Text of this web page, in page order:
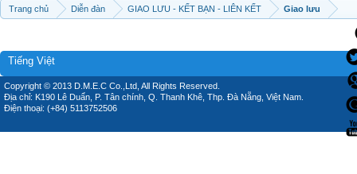
Trang chủ Diễn đàn GIAO LƯU - KẾT BẠN - LIÊN KẾT Giao lưu
Tiếng Việt
Copyright © 2013 D.M.E.C Co.,Ltd, All Rights Reserved.
Địa chỉ: K190 Lê Duẩn, P. Tân chính, Q. Thanh Khê, Thp. Đà Nẵng, Việt Nam.
Điện thoại: (+84) 5113752506